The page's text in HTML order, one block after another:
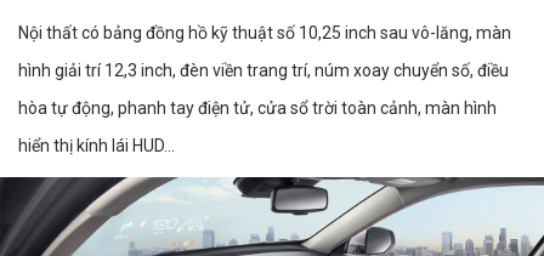
Nội thất có bảng đồng hồ kỹ thuật số 10,25 inch sau vô-lăng, màn
hình giải trí 12,3 inch, đèn viền trang trí, núm xoay chuyển số, điều
hòa tự động, phanh tay điện tử, cửa sổ trời toàn cảnh, màn hình
hiển thị kính lái HUD…